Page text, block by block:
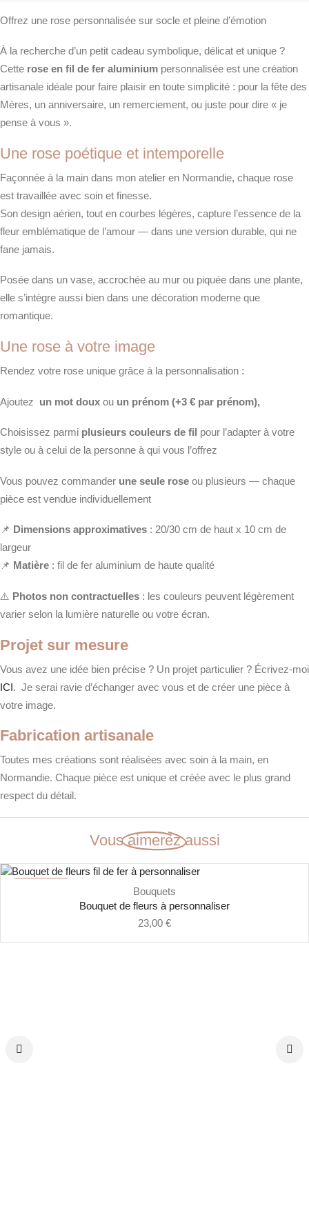
Offrez une rose personnalisée sur socle et pleine d’émotion
À la recherche d’un petit cadeau symbolique, délicat et unique ?
Cette rose en fil de fer aluminium personnalisée est une création
artisanale idéale pour faire plaisir en toute simplicité : pour la fête des
Mères, un anniversaire, un remerciement, ou juste pour dire « je
pense à vous ».
Une rose poétique et intemporelle
Façonnée à la main dans mon atelier en Normandie, chaque rose
est travaillée avec soin et finesse.
Son design aérien, tout en courbes légères, capture l’essence de la
fleur emblématique de l’amour — dans une version durable, qui ne
fane jamais.
Posée dans un vase, accrochée au mur ou piquée dans une plante,
elle s’intègre aussi bien dans une décoration moderne que
romantique.
Une rose à votre image
Rendez votre rose unique grâce à la personnalisation :
Ajoutez un mot doux ou un prénom (+3 € par prénom),
Choisissez parmi plusieurs couleurs de fil pour l’adapter à votre
style ou à celui de la personne à qui vous l’offrez
Vous pouvez commander une seule rose ou plusieurs — chaque
pièce est vendue individuellement
📌 Dimensions approximatives : 20/30 cm de haut x 10 cm de
largeur
📌 Matière : fil de fer aluminium de haute qualité
⚠️ Photos non contractuelles : les couleurs peuvent légèrement
varier selon la lumière naturelle ou votre écran.
Projet sur mesure
Vous avez une idée bien précise ? Un projet particulier ? Écrivez-moi
ICI. Je serai ravie d’échanger avec vous et de créer une pièce à
votre image.
Fabrication artisanale
Toutes mes créations sont réalisées avec soin à la main, en
Normandie. Chaque pièce est unique et créée avec le plus grand
respect du détail.
Vousaimerez aussi
Bouquets
Bouquet de fleurs à personnaliser
23,00 €